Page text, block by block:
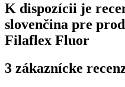
K dispozícii je
slovenčina pre
Filaflex Fluor
3 zákaznícke